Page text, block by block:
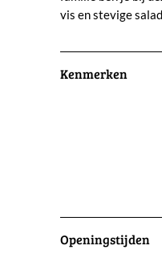
vis en stevige
Kenmerken
Openingstijden